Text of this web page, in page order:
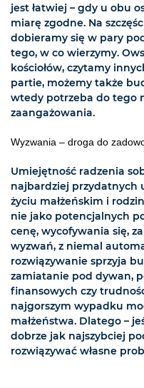
jest łatwiej – gdy u obu
miarę zgodne. Na
dobieramy się w pary
tego, w co wierzymy.
kościołów, czytamy
partie, możemy także
wtedy potrzeba do tego
zaangażowania.
Wyzwania – droga do
Umiejętność radzenia
najbardziej przydatnych
życiu małżeńskim i
nie jako potencjalnych
cenę, wycofywania się,
wyzwań, z niemal
rozwiązywanie sprzyja
zamiatanie pod dywan,
finansowych czy
najgorszym wypadku
małżeństwa. Dlatego –
dobrze jak najszybciej
rozwiązywać własne